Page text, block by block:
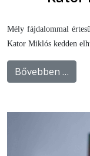
Mély fájdalommal
Kator Miklós kedden
Bővebben …